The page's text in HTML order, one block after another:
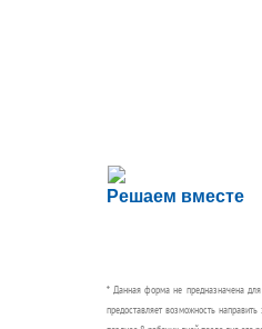
Решаем вместе
Сложности с
Сообщите об этом
* Данная форма не предназначена
предоставляет возможность